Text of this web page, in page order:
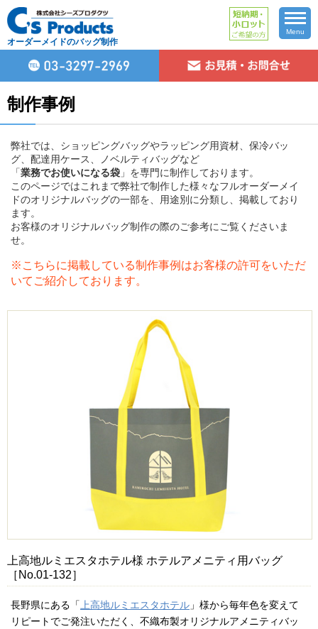
オーダーメイドのバッグ制作
Menu
制作事例
弊社では、ショッピングバッグやラッピング用資材、保冷バッ
グ、配達用ケース、ノベルティバッグなど
「業務でお使いになる袋 」を専門に制作しております。
このページではこれまで弊社で制作した様々なフルオーダーメイ
ドのオリジナルバッグの一部を、用途別に分類し、掲載しており
ます。
お客様のオリジナルバッグ制作の際のご参考にご覧くださいま
せ。
※こちらに掲載している制作事例はお客様の許可をいただ
いてご紹介しております。
上高地ルミエスタホテル様 ホテルアメニティ用バッグ
［No.01-132］
長野県にある「 上高地ルミエスタホテル 」様から毎年色を変えて
リピートでご発注いただく、不織布製オリジナルアメニティバッ